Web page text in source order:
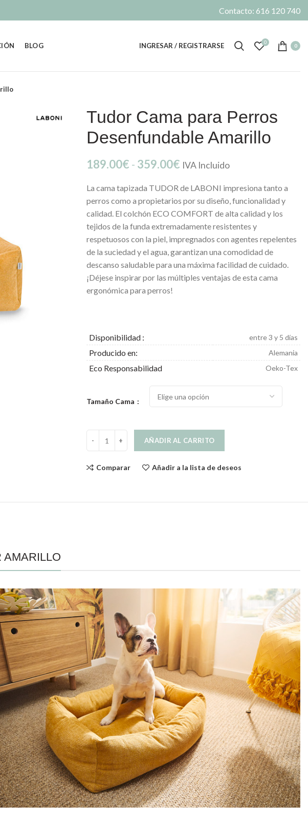
BLOG INGRESAR / REGISTRARSE 0
0
Tudor Cama para Perros
Desenfundable Amarillo
189.00€ - 359.00€ Rango
precios:
desde
189.00€
hasta
359.00€
IVA Incluido
La cama tapizada TUDOR de LABONI impresiona tanto a
perros como a propietarios por su diseño, funcionalidad y
calidad. El colchón ECO COMFORT de alta calidad y los
tejidos de la funda extremadamente resistentes y
respetuosos con la piel, impregnados con agentes repelentes
de la suciedad y el agua, garantizan una comodidad de
descanso saludable para una máxima facilidad de cuidado.
¡Déjese inspirar por las múltiples ventajas de esta cama
ergonómica para perros!
Disponibilidad : entre 3 y 5 días
Producido en: Alemania
Eco Responsabilidad Oeko-Tex
Tamaño Cama
AÑADIR AL CARRITO
Comparar Añadir a la lista de deseos
AMARILLO
Contacto: 616 120 740